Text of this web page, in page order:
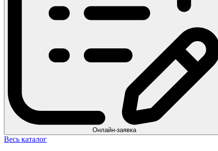
Онлайн-заявка
Весь каталог